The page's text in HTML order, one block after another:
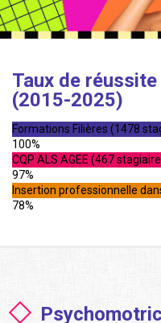
Taux de
(2015-2025)
Formations Filières (1478
100%
CQP ALS AGEE (467
97%
Insertion professionnelle
78%